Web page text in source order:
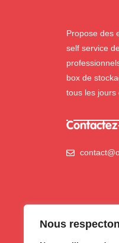
Nous
Propose des
self service
box de
tous les jours